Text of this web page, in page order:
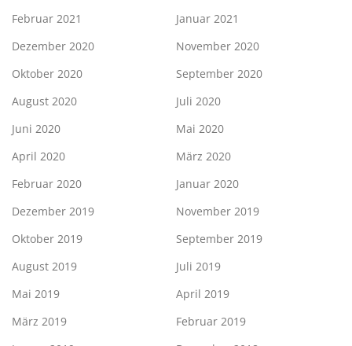
Februar 2021
Januar 2021
Dezember 2020
November 2020
Oktober 2020
September 2020
August 2020
Juli 2020
Juni 2020
Mai 2020
April 2020
März 2020
Februar 2020
Januar 2020
Dezember 2019
November 2019
Oktober 2019
September 2019
August 2019
Juli 2019
Mai 2019
April 2019
März 2019
Februar 2019